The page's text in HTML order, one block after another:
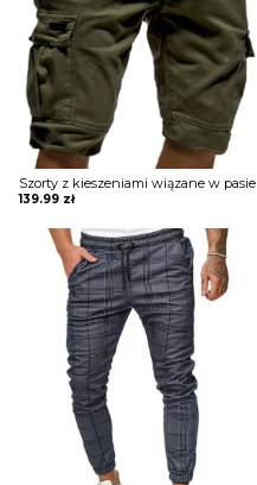
Szorty z kieszeniami wiązane w pasie
139.99 zł